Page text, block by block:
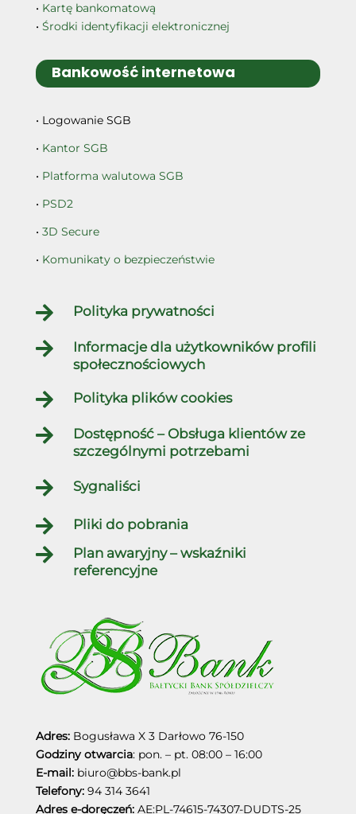
• Kartę bankomatową
• Środki identyfikacji elektronicznej
Bankowość internetowa
• Logowanie SGB
• Kantor SGB
• Platforma walutowa SGB
• PSD2
• 3D Secure
• Komunikaty o bezpieczeństwie
 Polityka prywatności

Informacje dla użytkowników profili
społecznościowych
 Polityka plików cookies

Dostępność – Obsługa klientów ze
szczególnymi potrzebami
 Sygnaliści
 Pliki do pobrania

Plan awaryjny – wskaźniki
referencyjne
Adres: Bogusława X 3 Darłowo 76-150
Godziny otwarcia: pon. – pt. 08:00 – 16:00
E-mail: biuro@bbs-bank.pl
Telefony: 94 314 3641
Adres e-doręczeń: AE:PL-74615-74307-DUDTS-25